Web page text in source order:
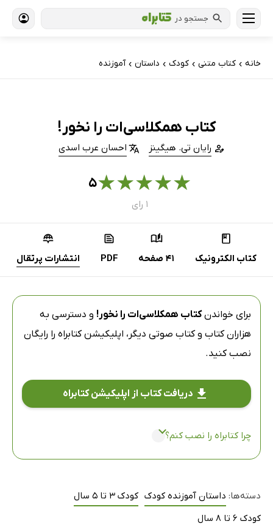
جستجو در
خانه › کتاب‌ متنی › کودک › داستان › آموزنده
کتاب ھمکلاسی‌ات را نخور!
رایان تی. هیگینز احسان عرب اسدی
★
★
★
★
★۵
۱ رای
کتاب الکترونیک 41 صفحه PDF انتشارات پرتقال
برای خواندنکتاب ھمکلاسی‌ات را نخور! و دسترسی به
هزاران کتاب و کتاب صوتی دیگر، اپلیکیشن کتابراه را رایگان
نصب کنید.
دریافت کتاب از اپلیکیشن کتابراه
چرا کتابراه را نصب کنم؟
دسته‌ها: داستان آموزنده کودک کودک 3 تا 5 سال
کودک 6 تا 8 سال